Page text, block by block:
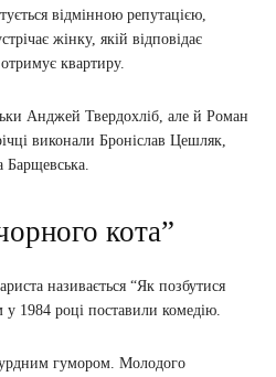
відмінною репутацією,
жінку, якій відповідає
квартиру.
Анджей Твердохліб, але й Роман
виконали Броніслав Цешляк,
кота”
називається “Як позбутися
1984 році поставили комедію.
гумором. Молодого